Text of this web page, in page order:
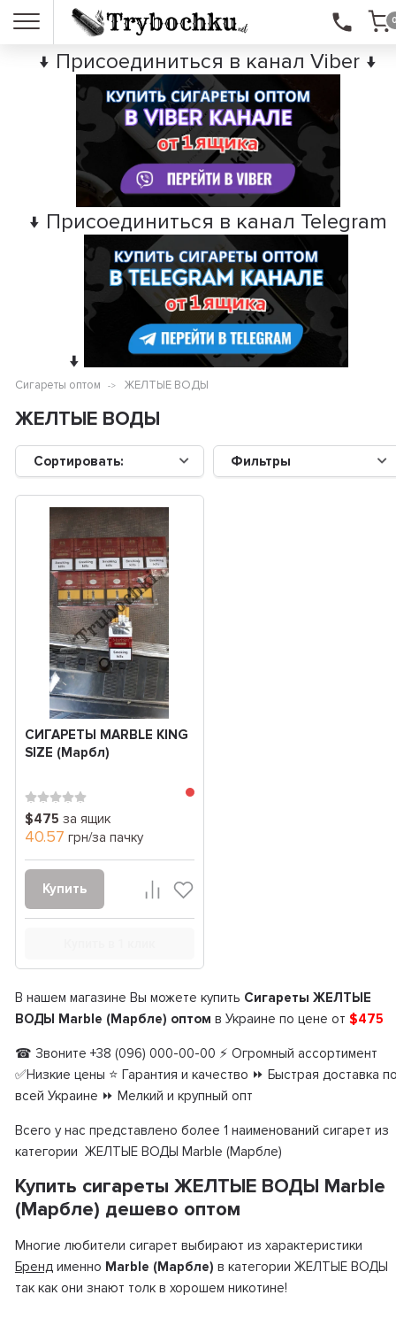
↓ Присоединиться в канал Viber ↓
↓ Присоединиться в канал Telegram
↓
Сигареты оптом ЖЕЛТЫЕ ВОДЫ
ЖЕЛТЫЕ ВОДЫ
Сортировать: Фильтры
СИГАРЕТЫ MARBLE KING
SIZE (Марбл)
$475 за ящик
40.57 грн/за пачку
Купить
В нашем магазине Вы можете купить Сигареты ЖЕЛТЫЕ
ВОДЫ Marble (Марбле) оптом в Украине по цене от $475
☎ Звоните +38 (096) 000-00-00 ⚡ Огромный ассортимент
✅Низкие цены ⭐ Гарантия и качество ⏩ Быстрая доставка
всей Украине ⏩ Мелкий и крупный опт
Всего у нас представлено более 1 наименований сигарет из
категории ЖЕЛТЫЕ ВОДЫ Marble (Марбле)
Купить сигареты ЖЕЛТЫЕ ВОДЫ Marble
(Марбле) дешево оптом
Многие любители сигарет выбирают из характеристики
Брендименно Marble (Марбле) в категории ЖЕЛТЫЕ ВОДЫ
так как они знают толк в хорошем никотине!